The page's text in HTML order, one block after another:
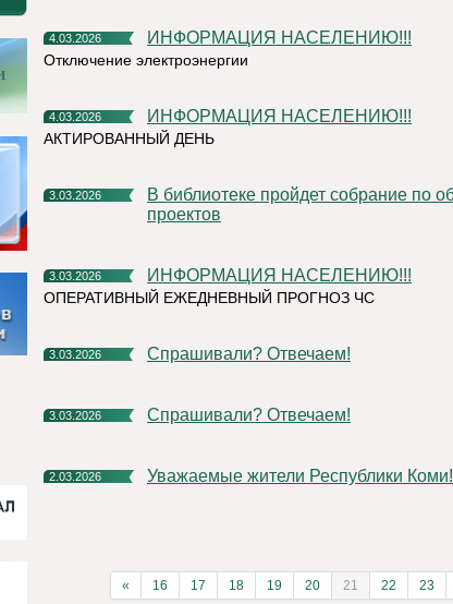
4.03.2026 ИНФОРМАЦИЯ НАСЕЛЕНИЮ!!!
Отключение электроэнергии
4.03.2026 ИНФОРМАЦИЯ НАСЕЛЕНИЮ!!!
АКТИРОВАННЫЙ ДЕНЬ
3.03.2026
В библиотеке пройдет собрание по обсуждению народных
проектов
3.03.2026 ИНФОРМАЦИЯ НАСЕЛЕНИЮ!!!
ОПЕРАТИВНЫЙ ЕЖЕДНЕВНЫЙ ПРОГНОЗ ЧС
3.03.2026 Спрашивали? Отвечаем!
3.03.2026 Спрашивали? Отвечаем!
2.03.2026 Уважаемые жители Республики Коми!
« 16 17 18 19 20 21 22 23